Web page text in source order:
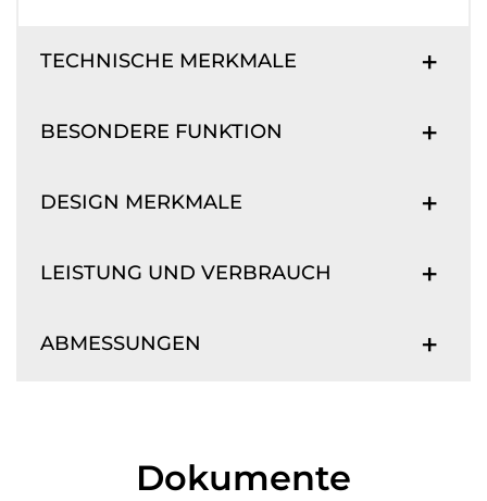
TECHNISCHE MERKMALE
BESONDERE FUNKTION
DESIGN MERKMALE
LEISTUNG UND VERBRAUCH
ABMESSUNGEN
Dokumente